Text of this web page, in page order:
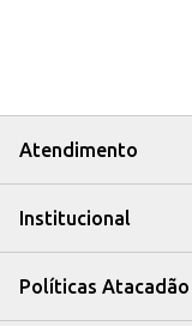
Atendimento
Institucional
Políticas Atacadão